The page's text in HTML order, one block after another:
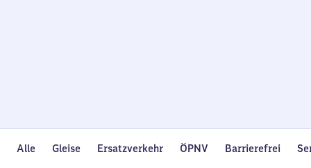
Alle Gleise Ersatzverkehr ÖPNV Barrierefrei